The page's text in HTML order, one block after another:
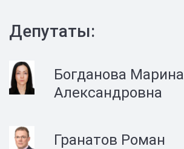
Депутаты:
Богданова Марина
Александровна
Гранатов Роман